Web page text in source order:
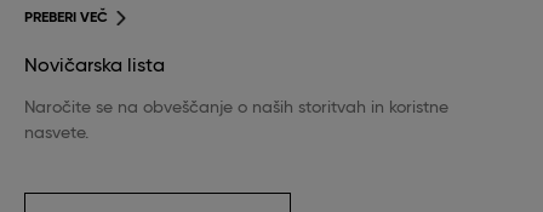
PREBERI VEČ
Novičarska lista
Naročite se na obveščanje o naših storitvah in koristne
nasvete.